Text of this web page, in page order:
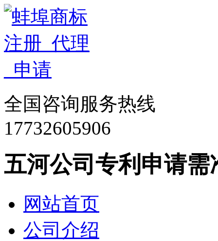
全国咨询服务热线
17732605906
五河公司专利申请
网站首页
公司介绍